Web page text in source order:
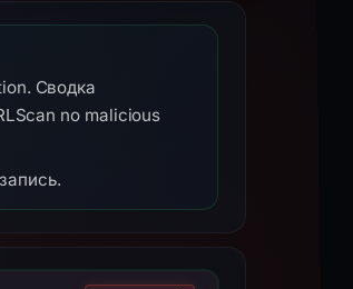
Сводка
no malicious